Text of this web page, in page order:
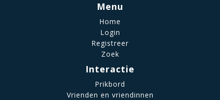
Menu
Home
Login
Registreer
Zoek
Interactie
Prikbord
Vrienden en vriendinnen